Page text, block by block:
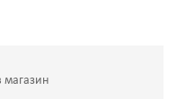
магазин